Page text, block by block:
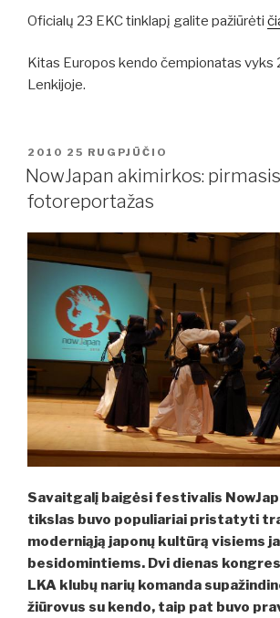
Oficialų 23 EKC tinklapį galite pažiūrėti
Kitas Europos kendo čempionatas vyks
Lenkijoje.
PASKELBTA
2010 25 RUGPJŪČIO
NowJapan akimirkos: pirmasis
fotoreportažas
Savaitgalį baigėsi festivalis
tikslas buvo populiariai pristatyti
moderniąją japonų kultūrą visiems ja
besidomintiems. Dvi dienas
LKA klubų narių komanda
žiūrovus su kendo, taip pat buvo